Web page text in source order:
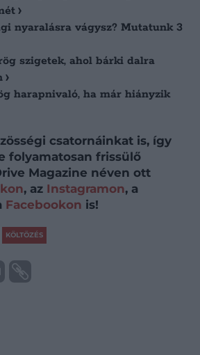
nyaralásra vágysz? Mutatunk 3
szigetek, ahol bárki dalra
harapnivaló, ha már hiányzik
csatornáinkat is, így
folyamatosan frissülő
Magazine néven ott
, az Instagramon, a
Facebookon is!
KÖLTÖZÉS